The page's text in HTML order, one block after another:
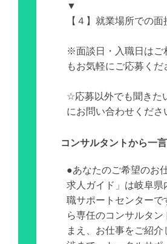
▼
【４】就業場所での
※面談日・入職日はご
もお気軽にご応募く
☆応募以外でも聞きた
にお問い合わせくだ
コンサルタントから一言
●あなたのご希望のお
求人ガイド」は岐阜
職サポートセンター
ら専任のコンサルタ
まえ、お仕事をご紹